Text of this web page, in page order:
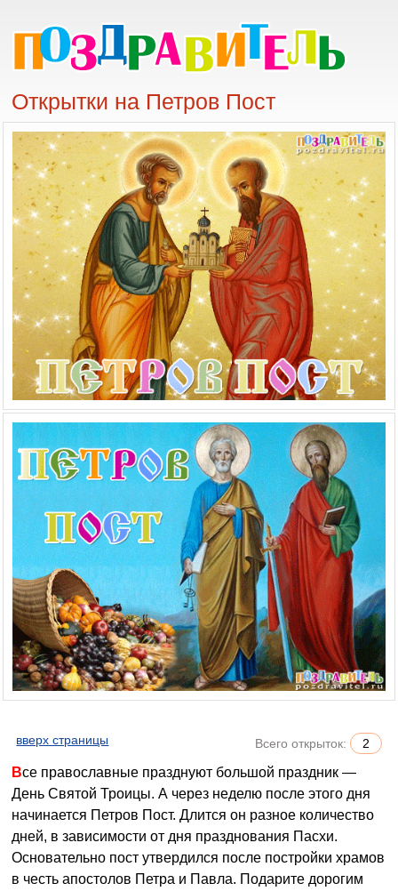
Открытки на Петров Пост
вверх страницы Всего открыток: 2
Все православные празднуют большой праздник —
День Святой Троицы. А через неделю после этого дня
начинается Петров Пост. Длится он разное количество
дней, в зависимости от дня празднования Пасхи.
Основательно пост утвердился после постройки храмов
в честь апостолов Петра и Павла. Подарите дорогим